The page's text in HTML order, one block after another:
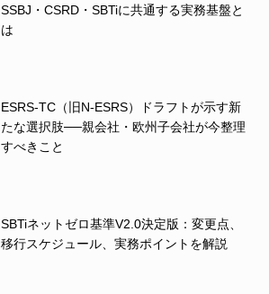
SSBJ・CSRD・SBTiに共通する実務基盤と
は
ESRS-TC（旧N-ESRS）ドラフトが示す新
たな選択肢──親会社・欧州子会社が今整理
すべきこと
SBTiネットゼロ基準V2.0決定版：変更点、
移行スケジュール、実務ポイントを解説